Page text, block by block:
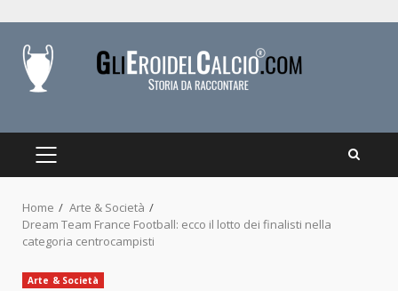
content
PRIMARY
Home
Arte & Società
Dream Team France Football: ecco il lotto dei finalisti nella
categoria centrocampisti
Arte & Società